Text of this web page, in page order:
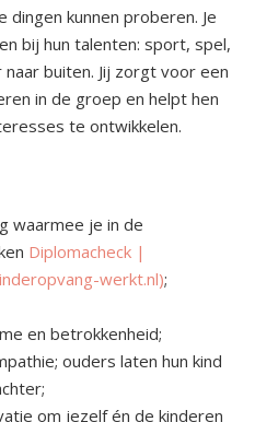
dingen kunnen proberen. Je
bij hun talenten: sport, spel,
buiten. Jij zorgt voor een
in de groep en helpt hen
te ontwikkelen.
waarmee je in de
Diplomacheck |
werkt.nl);
en betrokkenheid;
ouders laten hun kind
om jezelf én de kinderen